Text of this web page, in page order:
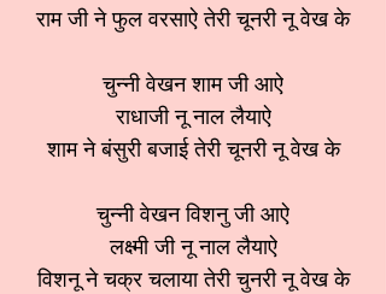
राम जी ने फुल वरसाऐ तेरी चूनरी नू वेख के
चुन्नी वेखन शाम जी आऐ
राधाजी नू नाल लैयाऐ
शाम ने बंसुरी बजाई तेरी चूनरी नू वेख के
चुन्नी वेखन विशनु जी आऐ
लक्ष्मी जी नू नाल लैयाऐ
विशनू ने चक्र चलाया तेरी चुनरी नू वेख के